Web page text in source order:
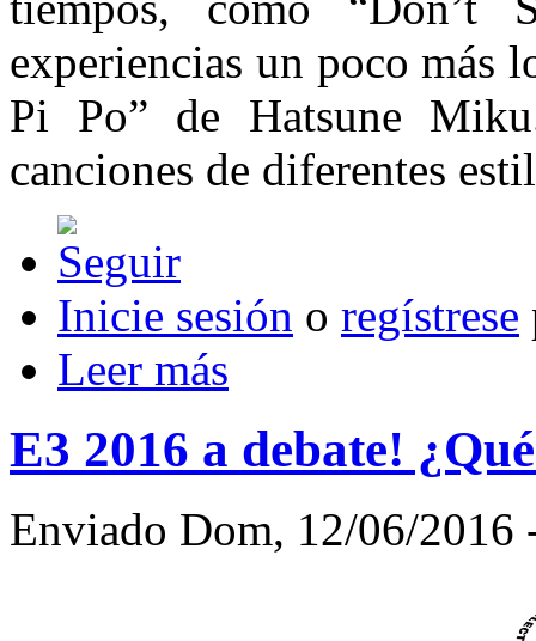
experiencias un poco más
Pi Po” de Hatsune
canciones de diferentes
Inicie sesión o regístrese
Leer más
E3 2016 a debate!
Enviado Dom, 12/06/2016